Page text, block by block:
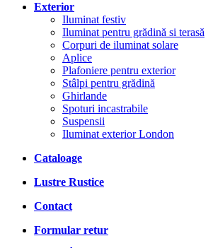
Exterior
Iluminat festiv
Iluminat pentru grădină si terasă
Corpuri de iluminat solare
Aplice
Plafoniere pentru exterior
Stâlpi pentru grădină
Ghirlande
Spoturi incastrabile
Suspensii
Iluminat exterior London
Cataloage
Lustre Rustice
Contact
Formular retur